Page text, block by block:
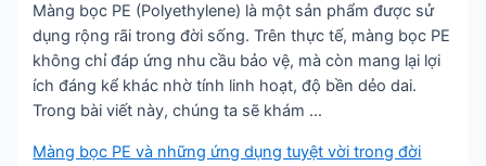
Màng bọc PE (Polyethylene) là một sản phẩm được sử
dụng rộng rãi trong đời sống. Trên thực tế, màng bọc PE
không chỉ đáp ứng nhu cầu bảo vệ, mà còn mang lại lợi
ích đáng kể khác nhờ tính linh hoạt, độ bền dẻo dai.
Trong bài viết này, chúng ta sẽ khám …
Màng bọc PE và những ứng dụng tuyệt vời trong đời